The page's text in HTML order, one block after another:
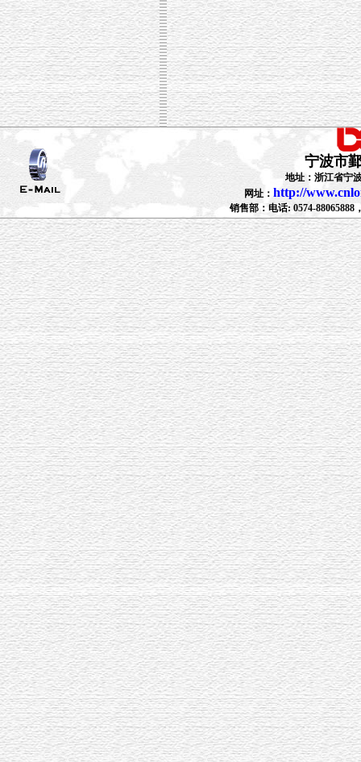
宁波市
地址：浙江省宁
网址： http://
销售部：电话: 0574-88065888